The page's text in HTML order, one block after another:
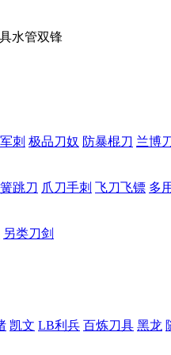
水管双锋
刺 极品刀奴 防暴棍刀 兰博
跳刀 爪刀手刺 飞刀飞镖 多
另类刀剑
凯文 LB利兵 百炼刀具 黑龙